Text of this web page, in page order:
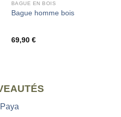
BAGUE EN BOIS
Bague homme bois
69,90 €